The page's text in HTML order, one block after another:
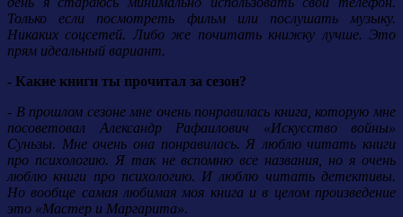
Только если посмотреть фильм или послушать музыку.
Никаких соцсетей. Либо же почитать книжку лучше. Это
прям идеальный вариант.
- Какие книги ты прочитал за сезон?
- В прошлом сезоне мне очень понравилась книга, которую мне
посоветовал Александр Рафаилович «Искусство войны»
Суньзы. Мне очень она понравилась. Я люблю читать книги
про психологию. Я так не вспомню все названия, но я очень
люблю книги про психологию. И люблю читать детективы.
Но вообще самая любимая моя книга и в целом произведение
это «Мастер и Маргарита».